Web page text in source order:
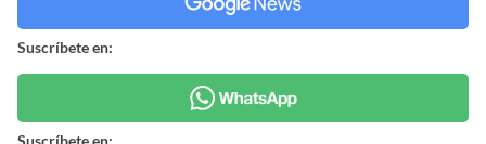
Suscríbete en:
Suscríbete en: